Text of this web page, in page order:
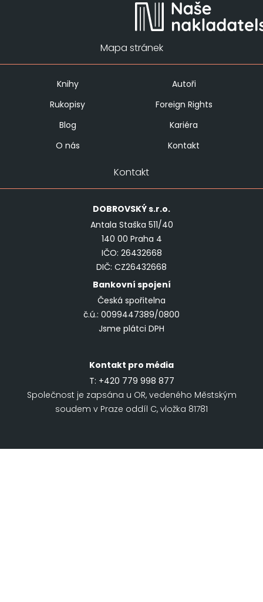
Mapa stránek
Knihy
Autoři
Rukopisy
Foreign Rights
Blog
Kariéra
O nás
Kontakt
Kontakt
DOBROVSKÝs.r.o.
Antala Staška 511/40
140 00 Praha 4
IČO: 26432668
DIČ: CZ26432668
Bankovní spojení
Česká spořitelna
č.ú.: 0099447389/0800
Jsme plátci DPH
Kontakt pro média
T: +420 779 998 877
Společnost je zapsána u OR, vedeného Městským
soudem v Praze oddíl C, vložka 81781